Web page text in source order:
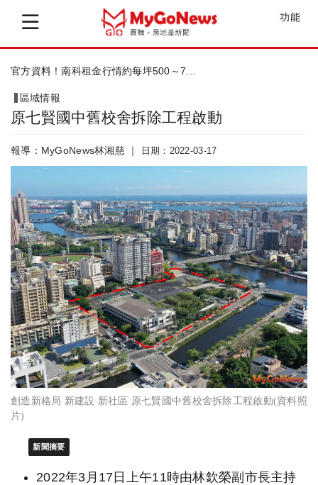
功能
新北都更大聯盟試辦預先諮詢
區域情報
原七賢國中舊校舍拆除工程啟動
報導：MyGoNews林湘慈 ｜ 日期：2022-03-17
創造新格局 新建設 新社區 原七賢國中舊校舍拆除工程啟動(資料照
片)
新聞摘要
2022年3月17日上午11時由林欽榮副市長主持